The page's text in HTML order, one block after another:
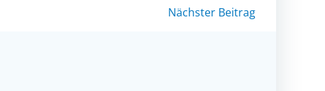
Nächster Beitrag